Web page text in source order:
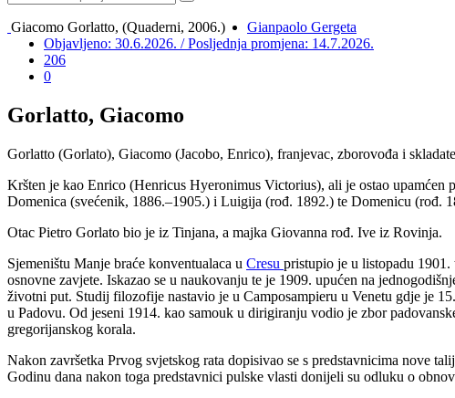
Giacomo Gorlatto, (Quaderni, 2006.)
Gianpaolo Gergeta
Objavljeno: 30.6.2026. / Posljednja promjena: 14.7.2026.
206
0
Gorlatto, Giacomo
Gorlatto (Gorlato), Giacomo (Jacobo, Enrico), franjevac, zborovođa i
Kršten je kao Enrico (Henricus Hyeronimus Victorius), ali je ostao upamćen
Domenica (svećenik, 1886.–1905.) i Luigija (rođ. 1892.) te Domenicu (rođ.
Otac Pietro Gorlato bio je iz Tinjana, a majka Giovanna rođ. Ive iz Rovinja.
Sjemeništu Manje braće konventualaca u Cresu pristupio je u listopadu
osnovne zavjete. Iskazao se u naukovanju te je 1909. upućen na
životni put. Studij filozofije nastavio je u Camposampieru u Venetu gdje je
u Padovu. Od jeseni 1914. kao samouk u dirigiranju vodio je zbor
gregorijanskog korala.
Nakon završetka Prvog svjetskog rata dopisivao se s predstavnicima nove
Godinu dana nakon toga predstavnici pulske vlasti donijeli su odluku o